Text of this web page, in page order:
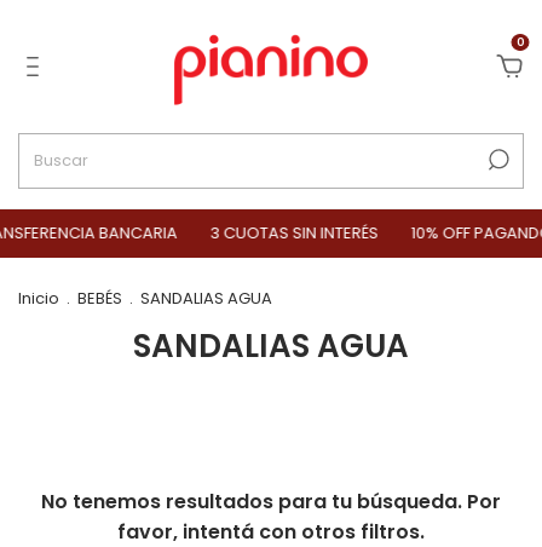
0
BANCARIA 3 CUOTAS SIN INTERÉS 10% OFF
Inicio . BEBÉS . SANDALIAS AGUA
SANDALIAS AGUA
No tenemos resultados para tu búsqueda. Por
favor, intentá con otros filtros.